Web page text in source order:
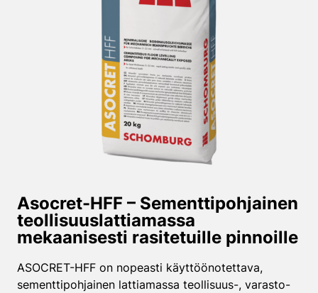
Asocret-HFF – Sementtipohjainen
teollisuuslattiamassa
mekaanisesti rasitetuille pinnoille
ASOCRET-HFF on nopeasti käyttöönotettava,
sementtipohjainen lattiamassa teollisuus-, varasto-